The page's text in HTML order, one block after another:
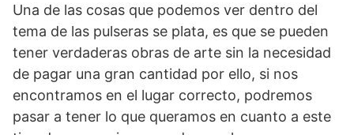
Una de las cosas que podemos ver dentro del
tema de las pulseras se plata, es que se pueden
tener verdaderas obras de arte sin la necesidad
de pagar una gran cantidad por ello, si nos
encontramos en el lugar correcto, podremos
pasar a tener lo que queramos en cuanto a este